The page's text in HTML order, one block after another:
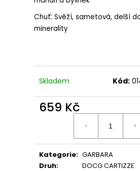
Chuť: Svěží, sametová, delší
minerality
Skladem Kód:
659 Kč
Kategorie: GARBARA
Druh:
DOCG CARTIZZE
DOPO LAVORO ROSSO, BIO